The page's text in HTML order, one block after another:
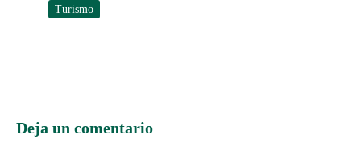
Turismo
Deja un comentario